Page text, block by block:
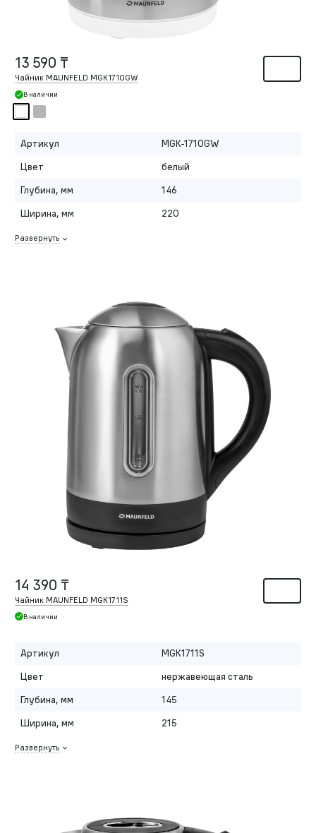
13 590 ₸
Чайник MAUNFELD MGK1710GW
В наличии
Артикул
MGK-1710GW
Цвет
белый
Глубина, мм
146
Ширина, мм
220
Развернуть
14 390 ₸
Чайник MAUNFELD MGK1711S
В наличии
Артикул
MGK1711S
Цвет
нержавеющая сталь
Глубина, мм
145
Ширина, мм
215
Развернуть